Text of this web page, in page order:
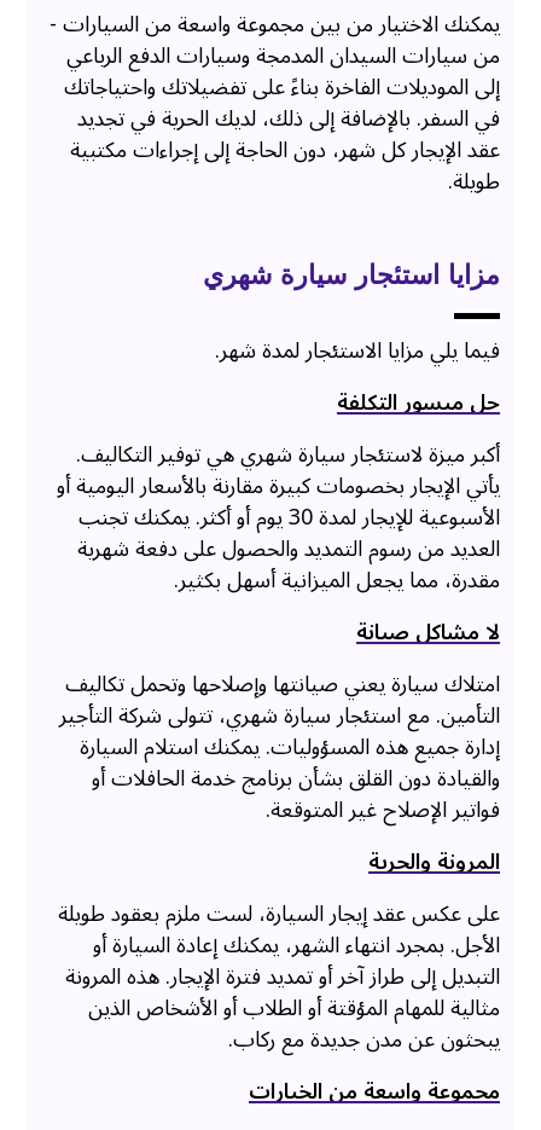
يمكنك الاختيار من بين مجموعة واسعة من السيارات -
من سيارات السيدان المدمجة وسيارات الدفع الرباعي
إلى الموديلات الفاخرة بناءً على تفضيلاتك واحتياجاتك
في السفر. بالإضافة إلى ذلك، لديك الحرية في تجديد
عقد الإيجار كل شهر، دون الحاجة إلى إجراءات مكتبية
طويلة.
مزايا استئجار سيارة شهري
فيما يلي مزايا الاستئجار لمدة شهر.
حل ميسور التكلفة
أكبر ميزة لاستئجار سيارة شهري هي توفير التكاليف.
يأتي الإيجار بخصومات كبيرة مقارنة بالأسعار اليومية أو
الأسبوعية للإيجار لمدة 30 يوم أو أكثر. يمكنك تجنب
العديد من رسوم التمديد والحصول على دفعة شهرية
مقدرة، مما يجعل الميزانية أسهل بكثير.
لا مشاكل صيانة
امتلاك سيارة يعني صيانتها وإصلاحها وتحمل تكاليف
التأمين. مع استئجار سيارة شهري، تتولى شركة التأجير
إدارة جميع هذه المسؤوليات. يمكنك استلام السيارة
والقيادة دون القلق بشأن برنامج خدمة الحافلات أو
فواتير الإصلاح غير المتوقعة.
المرونة والحرية
على عكس عقد إيجار السيارة، لست ملزم بعقود طويلة
الأجل. بمجرد انتهاء الشهر، يمكنك إعادة السيارة أو
التبديل إلى طراز آخر أو تمديد فترة الإيجار. هذه المرونة
مثالية للمهام المؤقتة أو الطلاب أو الأشخاص الذين
يبحثون عن مدن جديدة مع ركاب.
مجموعة واسعة من الخيارات